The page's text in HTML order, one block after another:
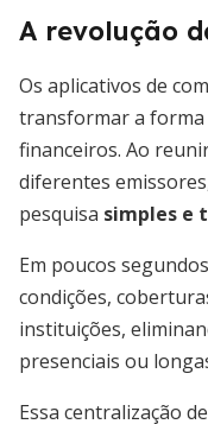
A revolução
Os aplicativos de
transformar a forma
financeiros. Ao
diferentes
pesquisa simples e
Em poucos
condições,
instituições,
presenciais ou
Essa centralização